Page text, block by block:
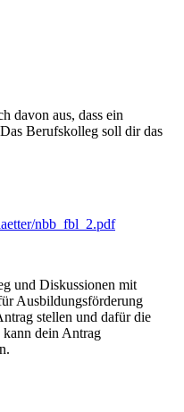
davon aus, dass ein
Berufskolleg soll dir das
nbb_fbl_2.pdf
und Diskussionen mit
Ausbildungsförderung
stellen und dafür die
dein Antrag